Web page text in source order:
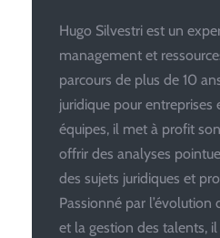
Hugo Silvestri est un
management et
parcours de plus de 10
juridique pour entreprises
équipes, il met à profit
offrir des analyses
des sujets juridiques et
Passionné par
et la gestion des talents,